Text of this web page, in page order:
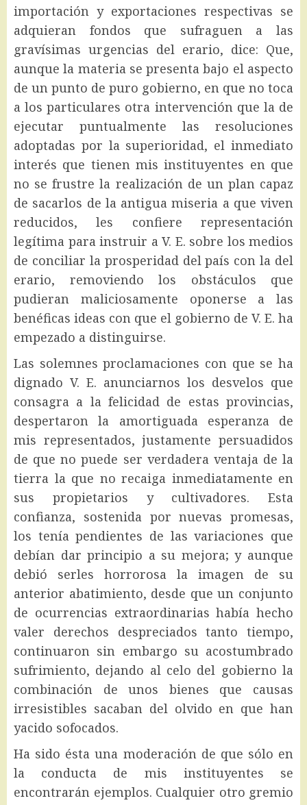
importación y exportaciones respectivas se
adquieran fondos que sufraguen a las
gravísimas urgencias del erario, dice: Que,
aunque la materia se presenta bajo el aspecto
de un punto de puro gobierno, en que no toca
a los particulares otra intervención que la de
ejecutar puntualmente las resoluciones
adoptadas por la superioridad, el inmediato
interés que tienen mis instituyentes en que
no se frustre la realización de un plan capaz
de sacarlos de la antigua miseria a que viven
reducidos, les confiere representación
legítima para instruir a V. E. sobre los medios
de conciliar la prosperidad del país con la del
erario, removiendo los obstáculos que
pudieran maliciosamente oponerse a las
benéficas ideas con que el gobierno de V. E. ha
empezado a distinguirse.
Las solemnes proclamaciones con que se ha
dignado V. E. anunciarnos los desvelos que
consagra a la felicidad de estas provincias,
despertaron la amortiguada esperanza de
mis representados, justamente persuadidos
de que no puede ser verdadera ventaja de la
tierra la que no recaiga inmediatamente en
sus propietarios y cultivadores. Esta
confianza, sostenida por nuevas promesas,
los tenía pendientes de las variaciones que
debían dar principio a su mejora; y aunque
debió serles horrorosa la imagen de su
anterior abatimiento, desde que un conjunto
de ocurrencias extraordinarias había hecho
valer derechos despreciados tanto tiempo,
continuaron sin embargo su acostumbrado
sufrimiento, dejando al celo del gobierno la
combinación de unos bienes que causas
irresistibles sacaban del olvido en que han
yacido sofocados.
Ha sido ésta una moderación de que sólo en
la conducta de mis instituyentes se
encontrarán ejemplos. Cualquier otro gremio